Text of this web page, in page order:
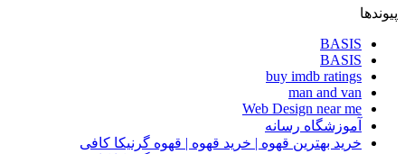
پیوندها
BASIS
BASIS
buy imdb ratings
man and van
Web Design near me
آموزشگاه رسانه
خرید بهترین قهوه | خرید قهوه | قهوه گرنیکا کافی